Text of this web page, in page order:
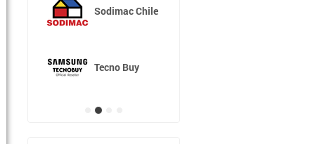
Sodimac Chile
Tecno Buy